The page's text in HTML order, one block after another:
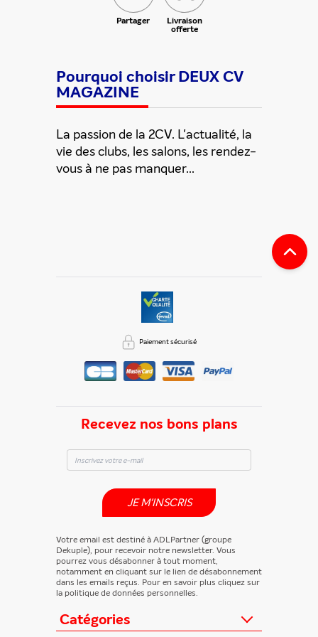
Partager Livraison
offerte
informations soient traitées par ADLPartner (groupe
Dékuple), responsable de traitement, pour donner suite à
votre demande de recommandation auprès de votre ami.
Vous certifiez également ne pas envoyer d’email indésirable.
Votre adresse email et celle de votre ami ne sont utilisées que
notre rubrique "
Données personnelles
Pourquoi choisir DEUX CV
MAGAZINE
La passion de la 2CV. L'actualité, la
vie des clubs, les salons, les rendez-
vous à ne pas manquer...
Catégories
Recevez nos bons plans
JE M'INSCRIS
Votre email est destiné à ADLPartner (groupe
Dekuple), pour recevoir notre newsletter. Vous
pourrez vous désabonner à tout moment,
notamment en cliquant sur le lien de désabonnement
dans les emails reçus. Pour en savoir plus cliquez sur
la politique de données personnelles.
Paiement sécurisé